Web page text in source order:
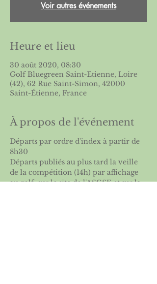
Voir autres événements
Heure et lieu
30 août 2020, 08:30
Golf Bluegreen Saint-Etienne, Loire
(42), 62 Rue Saint-Simon, 42000
Saint-Étienne, France
À propos de l'événement
Départs par ordre d'index à partir de
8h30
Départs publiés au plus tard la veille
de la compétition (14h) par affichage
au golf, sur le site de l'ASGSE et sur la